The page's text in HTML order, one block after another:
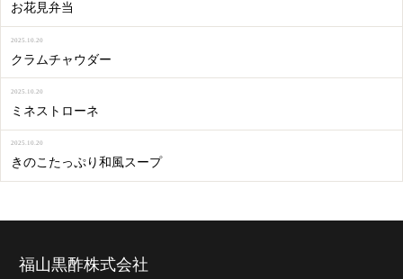
お花見弁当
クラムチャウダー
2025.10.20
ミネストローネ
2025.10.20
きのこたっぷり和風スープ
2025.10.20
福山黒酢株式会社